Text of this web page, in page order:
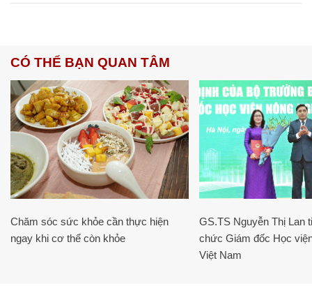
CÓ THỂ BẠN QUAN TÂM
Chăm sóc sức khỏe cần thực hiện
ngay khi cơ thể còn khỏe
GS.TS Nguyễn Thị Lan
chức Giám đốc Học
Việt Nam